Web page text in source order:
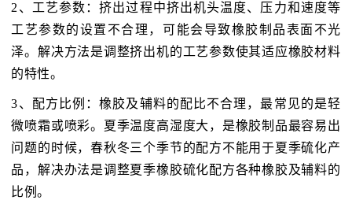
2、工艺参数：挤出过程中挤出机头温度、压力和速度等
工艺参数的设置不合理，可能会导致橡胶制品表面不光
泽。解决方法是调整挤出机的工艺参数使其适应橡胶材料
的特性。
3、配方比例：橡胶及辅料的配比不合理，最常见的是轻
微喷霜或喷彩。夏季温度高湿度大，是橡胶制品最容易出
问题的时候，春秋冬三个季节的配方不能用于夏季硫化产
品，解决办法是调整夏季橡胶硫化配方各种橡胶及辅料的
比例。